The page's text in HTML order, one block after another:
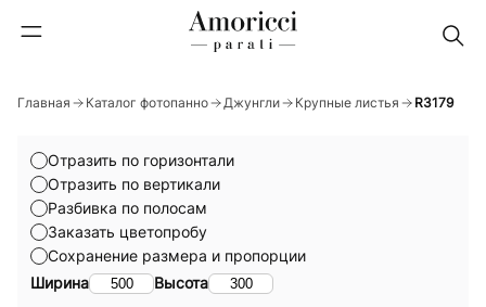
Главная Каталог фотопанно Джунгли Крупные листья R3179
Ширина Высота
Сохранение размера и пропорции
Отразить по горизонтали
Отразить по вертикали
Разбивка по полосам
Заказать цветопробу